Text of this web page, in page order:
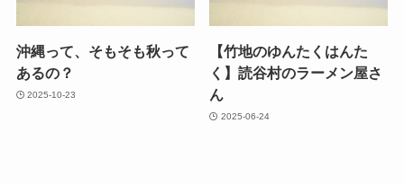
沖縄って、そもそも秋って
あるの？
2025-10-23
【竹地のゆんたくはんた
く】読谷村のラーメン屋さ
ん
2025-06-24